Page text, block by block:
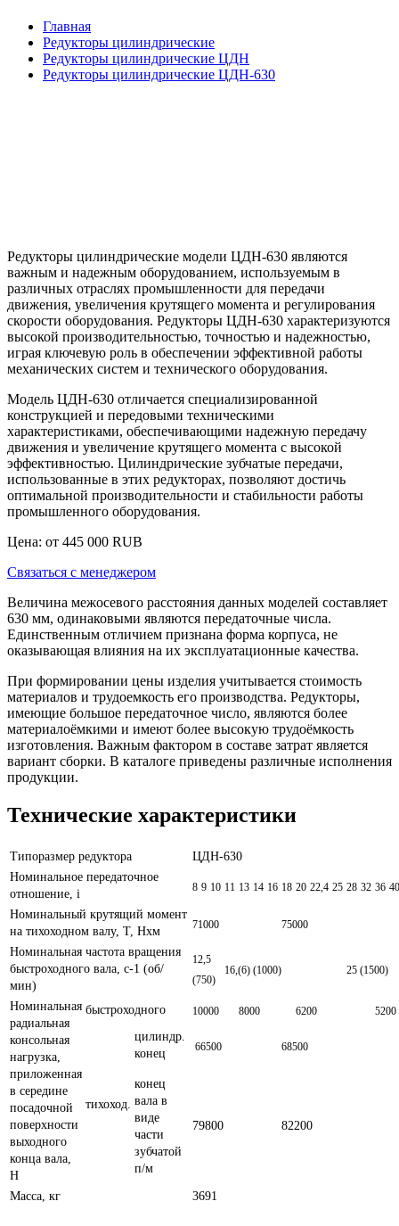
Главная
Редукторы цилиндрические
Редукторы цилиндрические ЦДН
Редукторы цилиндрические ЦДН-630
Редукторы цилиндрические модели ЦДН-630 являются
важным и надежным оборудованием, используемым в
различных отраслях промышленности для передачи
движения, увеличения крутящего момента и регулирования
скорости оборудования. Редукторы ЦДН-630 характеризуются
высокой производительностью, точностью и надежностью,
играя ключевую роль в обеспечении эффективной работы
механических систем и технического оборудования.
Модель ЦДН-630 отличается специализированной
конструкцией и передовыми техническими
характеристиками, обеспечивающими надежную передачу
движения и увеличение крутящего момента с высокой
эффективностью. Цилиндрические зубчатые передачи,
использованные в этих редукторах, позволяют достичь
оптимальной производительности и стабильности работы
промышленного оборудования.
Цена: от 445 000 RUB
Связаться с менеджером
Величина межосевого расстояния данных моделей составляет
630 мм, одинаковыми являются передаточные числа.
Единственным отличием признана форма корпуса, не
оказывающая влияния на их эксплуатационные качества.
При формировании цены изделия учитывается стоимость
материалов и трудоемкость его производства. Редукторы,
имеющие большое передаточное число, являются более
материалоёмкими и имеют более высокую трудоёмкость
изготовления. Важным фактором в составе затрат является
вариант сборки. В каталоге приведены различные исполнения
продукции.
Технические характеристики
Типоразмер редуктора
ЦДН-630
Номинальное передаточное
отношение, i
8 9 10 11 13 14 16 18 20 22,4 25 28 32 36 40
Номинальный крутящий момент
на тихоходном валу, Т, Нxм
71000 75000
Номинальная частота вращения
быстроходного вала, с-1 (об/
мин)
12,5
(750)
16,(6) (1000) 25 (1500)
Номинальная
радиальная
консольная
нагрузка,
приложенная
в середине
посадочной
поверхности
выходного
конца вала,
Н
быстроходного 10000 8000 6200 5200
тихоход.
цилиндр.
конец
66500 68500
конец
вала в
виде
части
зубчатой
п/м
79800 82200
Масса, кг 3691